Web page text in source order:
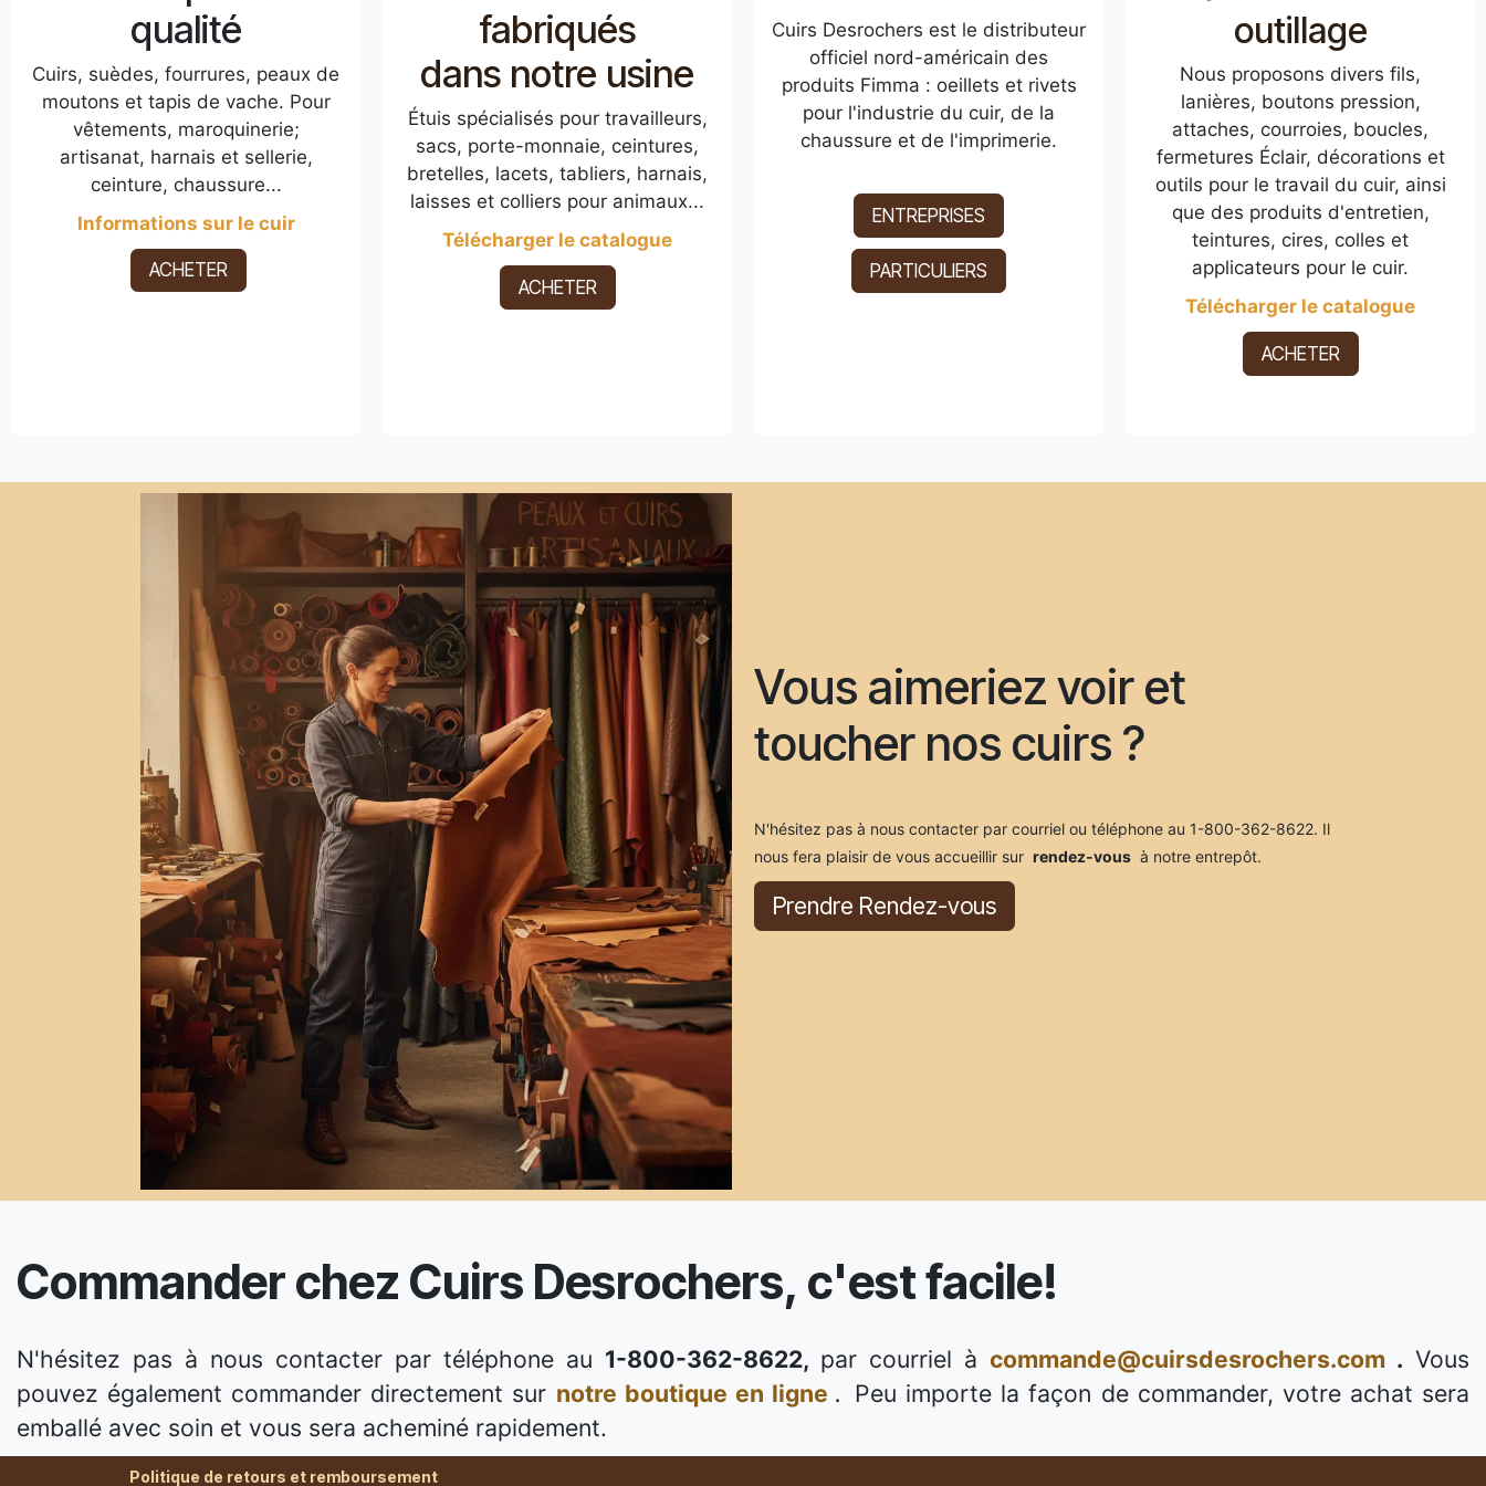
fabriqués
dans notre usine
Étuis spécialisés pour travailleurs,
sacs, porte-monnaie, ceintures,
bretelles, lacets, tabliers, harnais,
laisses et colliers pour animaux...
Télécharger le catalogue
ACHETER
Cuirs Desrochers est le distributeur
officiel nord-américain des
produits Fimma : oeillets et rivets
pour l'industrie du cuir, de la
chaussure et de l'imprimerie.
ENTREPRISES
PARTICULIERS
outillage
Nous proposons divers fils,
lanières, boutons pression,
attaches, courroies, boucles,
fermetures Éclair, décorations et
outils pour le travail du cuir, ainsi
que des produits d'entretien,
teintures, cires, colles et
applicateurs pour le cuir.
Télécharger le catalogue
ACHETER
qualité
Cuirs, suèdes, fourrures, peaux de
moutons et tapis de vache. Pour
vêtements, maroquinerie;
artisanat, harnais et sellerie,
ceinture, chaussure...
Informations sur le cuir
ACHETER
Vous aimeriez voir et
toucher nos cuirs ?
N'hésitez pas à nous contacter par courriel ou téléphone au 1-800-362-8622. Il
nous fera plaisir de vous accueillir sur rendez-vous à notre entrepôt.
Prendre Rendez-vous
Commander chez Cuirs Desrochers, c'est facile!
N'hésitez pas à nous contacter par téléphone au 1-800-362-8622, par courriel à commande@cuirsdesrochers.com . Vous
pouvez également commander directement sur notre boutique en ligne .
Peu importe la façon de commander, votre achat sera
emballé avec soin et vous sera acheminé rapidement.
Politique de retours et remboursement